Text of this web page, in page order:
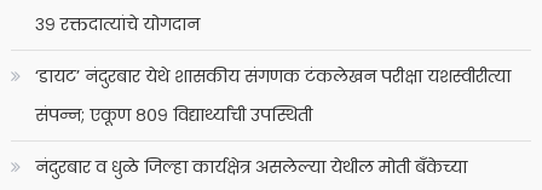
३९ रक्तदात्यांचे योगदान
‘डायट’ नंदुरबार येथे शासकीय संगणक टंकलेखन परीक्षा यशस्वीरीत्या
संपन्न; एकूण ८०९ विद्यार्थ्यांची उपस्थिती
नंदुरबार व धुळे जिल्हा कार्यक्षेत्र असलेल्या येथील मोती बँकेच्या